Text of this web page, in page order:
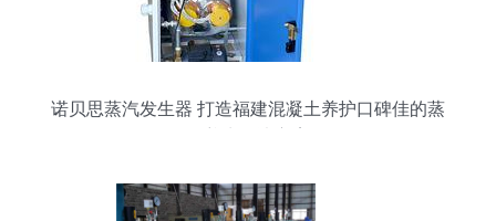
诺贝思蒸汽发生器 打造福建混凝土养护口碑佳的蒸